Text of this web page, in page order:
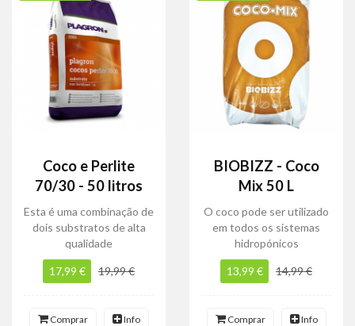
Coco e Perlite
70/30 - 50 litros
Esta é uma combinação de
dois substratos de alta
qualidade
17,99 € 19,99 €
Comprar Info
BIOBIZZ - Coco
Mix 50 L
O coco pode ser utilizado
em todos os sistemas
hidropónicos
13,99 € 14,99 €
Comprar Info